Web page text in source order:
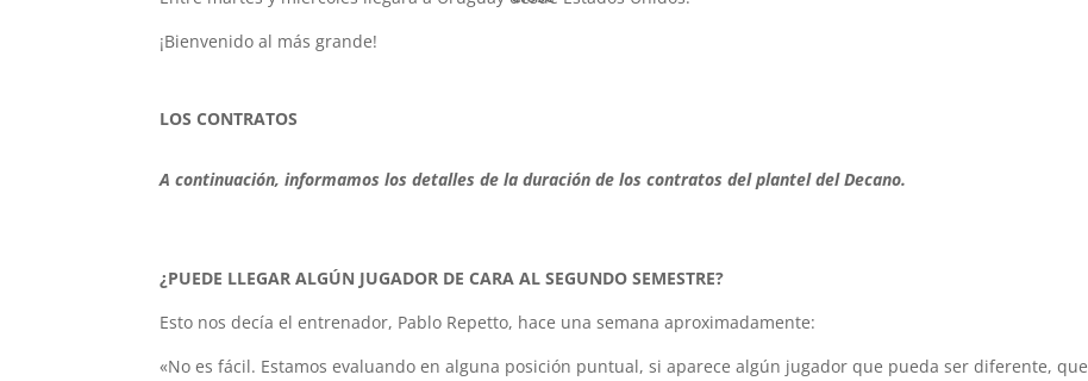
¡Bienvenido al más grande!
LOS CONTRATOS
A continuación, informamos los detalles de la duración de los contratos del plantel del Decano.
¿PUEDE LLEGAR ALGÚN JUGADOR DE CARA AL SEGUNDO SEMESTRE?
Esto nos decía el entrenador, Pablo Repetto, hace una semana aproximadamente:
«No es fácil. Estamos evaluando en alguna posición puntual, si aparece algún jugador que pueda ser diferente, que